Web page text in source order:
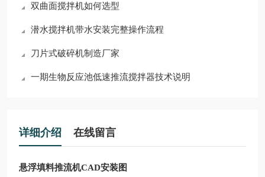
双曲面搅拌机如何选型
潜水搅拌机带水安装完整操作流程
刀片式破碎机制造厂家
一期生物反应池低速推流搅拌器技术说明
详细介绍 在线留言
悬浮填料推流机CAD安装图